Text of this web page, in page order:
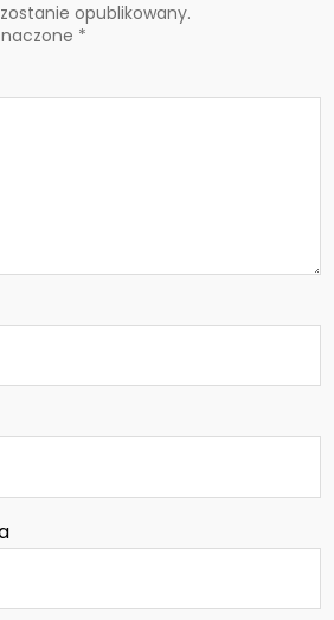
opublikowany.
*